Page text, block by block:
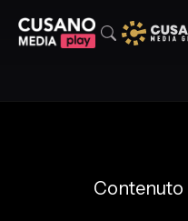
Contenuto